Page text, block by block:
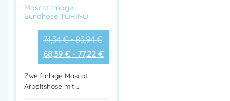
Mascot Image
Bundhose TORINO
74,34€-83,94€
68,39 €- 77,22 €
Zweifarbige Mascot
Arbeitshose mit …